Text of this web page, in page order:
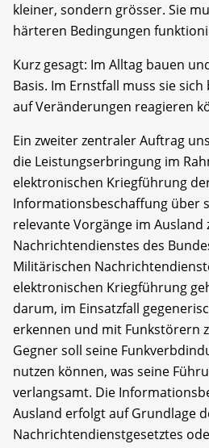
kleiner, sondern grösser. Sie
härteren Bedingungen
Kurz gesagt: Im Alltag bauen
Basis. Im Ernstfall muss sie
auf Veränderungen reagieren
Ein zweiter zentraler Auftrag
die Leistungserbringung im
elektronischen Kriegführung
Informationsbeschaffung über
relevante Vorgänge im Ausland
Nachrichtendienstes des
Militärischen
elektronischen Kriegführung
darum, im Einsatzfall
erkennen und mit Funkstörern
Gegner soll seine
nutzen können, was seine
verlangsamt. Die
Ausland erfolgt auf Grundlage
Nachrichtendienstgesetztes